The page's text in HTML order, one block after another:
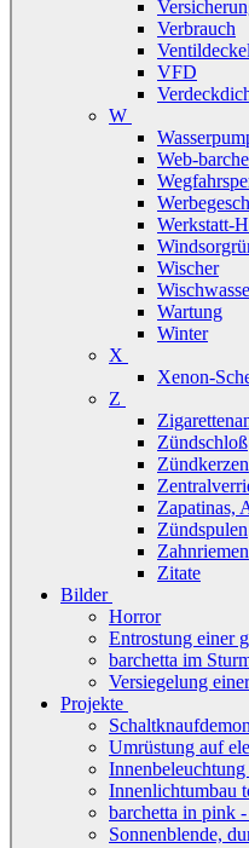
Verbrauch
Ventildeckel
VFD
W
Web-
Werkstatt-
Wischer
Wartung
Winter
X
Xenon-
Z
Zündschloß
Zündkerzen
Zapatinas,
Zündspulen
Zahnriemen
Zitate
Bilder
Horror
Entrostung einer
barchetta im
Versiegelung
Projekte
Umrüstung auf
Innenlichtumbau
barchetta in pink
Sonnenblende,